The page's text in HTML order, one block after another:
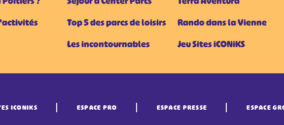
Top 5 des parcs de loisirs
Les incontournables
Rando dans la Vienne
Jeu Sites iCONiKS
ICONIKS ESPACE PRO ESPACE PRESSE ESPACE